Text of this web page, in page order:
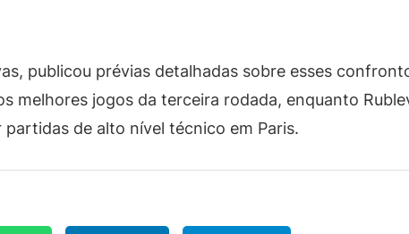
publicou prévias detalhadas sobre esses
melhores jogos da terceira rodada, enquanto
de alto nível técnico em Paris.